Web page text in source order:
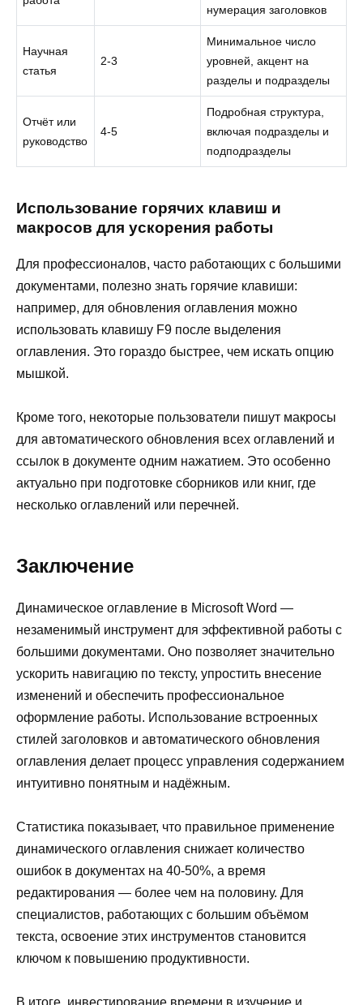
нумерация заголовков
Научная
статья
2-3
Минимальное число
уровней, акцент на
разделы и подразделы
Отчёт или
руководство
4-5
Подробная структура,
включая подразделы и
подподразделы
Использование горячих клавиш и
макросов для ускорения работы
Для профессионалов, часто работающих с большими
документами, полезно знать горячие клавиши:
например, для обновления оглавления можно
использовать клавишу F9 после выделения
оглавления. Это гораздо быстрее, чем искать опцию
мышкой.
Кроме того, некоторые пользователи пишут макросы
для автоматического обновления всех оглавлений и
ссылок в документе одним нажатием. Это особенно
актуально при подготовке сборников или книг, где
несколько оглавлений или перечней.
Заключение
Динамическое оглавление в Microsoft Word —
незаменимый инструмент для эффективной работы с
большими документами. Оно позволяет значительно
ускорить навигацию по тексту, упростить внесение
изменений и обеспечить профессиональное
оформление работы. Использование встроенных
стилей заголовков и автоматического обновления
оглавления делает процесс управления содержанием
интуитивно понятным и надёжным.
Статистика показывает, что правильное применение
динамического оглавления снижает количество
ошибок в документах на 40-50%, а время
редактирования — более чем на половину. Для
специалистов, работающих с большим объёмом
текста, освоение этих инструментов становится
ключом к повышению продуктивности.